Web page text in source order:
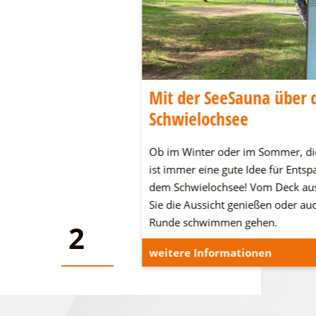
Mit der SeeSauna über
Schwielochsee
Ob im Winter oder im Sommer,
ist immer eine gute Idee für
dem Schwielochsee! Vom Deck
Sie die Aussicht genießen oder
Runde schwimmen gehen.
weitere Informationen
2